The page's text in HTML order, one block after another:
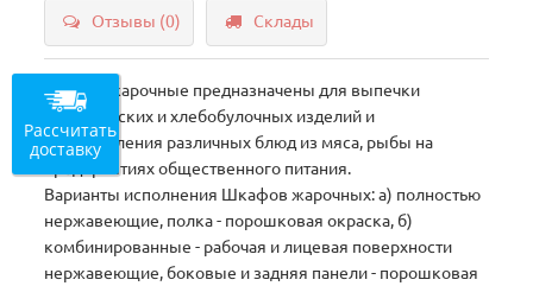
Отзывы (0) Склады
Шкафы жарочные предназначены для выпечки
кондитерских и хлебобулочных изделий и
приготовления различных блюд из мяса, рыбы на
предприятиях общественного питания.
Варианты исполнения Шкафов жарочных: а) полностью
нержавеющие, полка - порошковая окраска, б)
комбинированные - рабочая и лицевая поверхности
нержавеющие, боковые и задняя панели - порошковая
Рассчитать
доставку